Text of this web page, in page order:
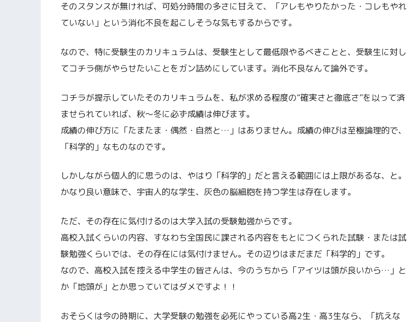
そのスタンスが無ければ、可処分時間の多さに甘えて、「アレもやりたかった・コレもやれ
ていない」という消化不良を起こしそうな気もするからです。
なので、特に受験生のカリキュラムは、受験生として最低限やるべきことと、受験生に対し
てコチラ側がやらせたいことをガン詰めにしています。消化不良なんて論外です。
コチラが提示していたそのカリキュラムを、私が求める程度の“確実さと徹底さ”を以って済
ませられていれば、秋～冬に必ず成績は伸びます。
成績の伸び方に「たまたま・偶然・自然と…」はありません。成績の伸びは至極論理的で、
「科学的」なものなのです。
しかしながら個人的に思うのは、やはり「科学的」だと言える範囲には上限があるな、と。
かなり良い意味で、宇宙人的な学生、灰色の脳細胞を持つ学生は存在します。
ただ、その存在に気付けるのは大学入試の受験勉強からです。
高校入試くらいの内容、すなわち全国民に課される内容をもとにつくられた試験・または試
験勉強くらいでは、その存在には気付けません。その辺りはまだまだ「科学的」です。
なので、高校入試を控える中学生の皆さんは、今のうちから「アイツは頭が良いから…」と
か「地頭が」とか思っていてはダメですよ！！
おそらくは今の時期に、大学受験の勉強を必死にやっている高2生・高3生なら、「抗えな